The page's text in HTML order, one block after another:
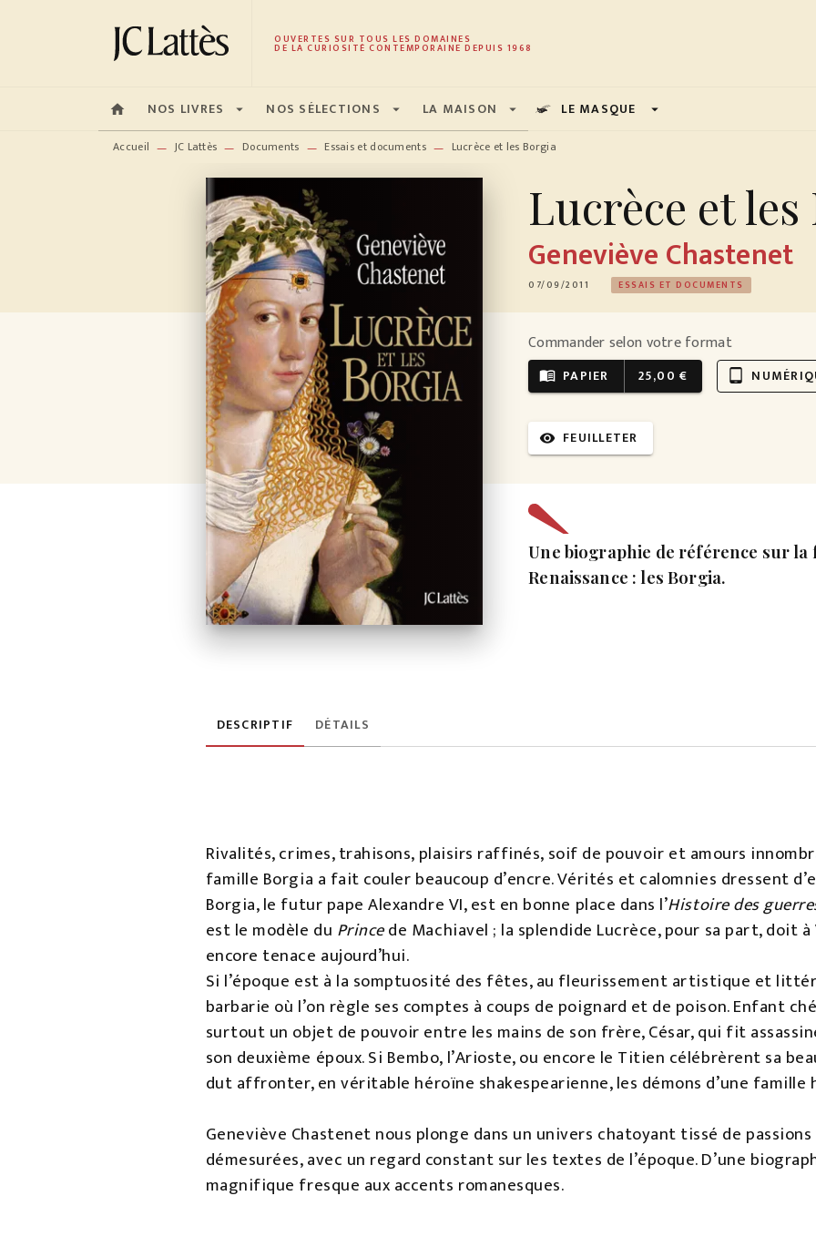
MENU RECHERCHE CONTENU PIED DE PAGE
OUVERTES SUR TOUS LES DOMAINES
DE LA CURIOSITÉ CONTEMPORAINE DEPUIS 1968
home NOS LIVRES arrow_drop_down NOS SÉLECTIONS arrow_drop_down LA MAISON arrow_drop_down LE MASQUE arrow_drop_down
Accueil — JC Lattès — Documents — Essais et documents — Lucrèce et les Borgia
Lucrèce et
Geneviève Chastenet
07/09/2011 ESSAIS ET DOCUMENTS
Commander selon votre format
menu_book PAPIER 25,00 € tablet_android
visibility FEUILLETER
Une biographie de référence sur
Renaissance : les Borgia.
DESCRIPTIF DÉTAILS
Rivalités, crimes, trahisons, plaisirs raffinés, soif de pouvoir et amours
famille Borgia a fait couler beaucoup d’encre. Vérités et calomnies dressent
Borgia, le futur pape Alexandre VI, est en bonne place dans l’Histoire des
est le modèle du Princede Machiavel ; la splendide Lucrèce, pour sa part, doit
encore tenace aujourd’hui.
Si l’époque est à la somptuosité des fêtes, au fleurissement artistique et
barbarie où l’on règle ses comptes à coups de poignard et de poison. Enfant
surtout un objet de pouvoir entre les mains de son frère, César, qui fit
son deuxième époux. Si Bembo, l’Arioste, ou encore le Titien célébrèrent sa
dut affronter, en véritable héroïne shakespearienne, les démons d’une famille
Geneviève Chastenet nous plonge dans un univers chatoyant tissé de
démesurées, avec un regard constant sur les textes de l’époque. D’une
magnifique fresque aux accents romanesques.